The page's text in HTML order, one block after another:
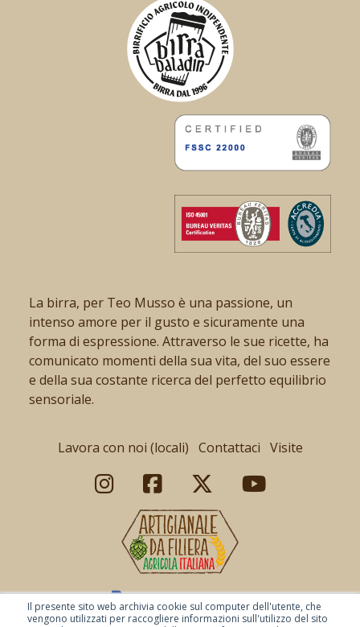
Il presente sito web archivia cookie sul computer dell'utente, che
vengono utilizzati per raccogliere informazioni sull'utilizzo del sito
La birra, per Teo Musso è una passione, un
intenso amore per il gusto e sicuramente una
forma di espressione. Attraverso le sue ricette, ha
comunicato momenti della sua vita, del suo essere
e della sua costante ricerca del perfetto equilibrio
sensoriale.
Lavora con noi (locali) Contattaci Visite